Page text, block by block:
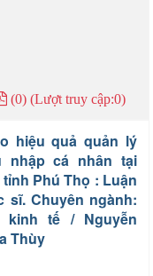
(0) (Lượt truy cập:0)
hiệu quả quản lý
nhập cá nhân tại
Phú Thọ : Luận
sĩ. Chuyên ngành:
kinh tế / Nguyễn
Thùy